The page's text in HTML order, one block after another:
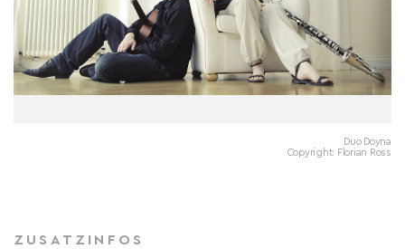
Duo Doyna
Copyright: Florian Ross
ZUSATZINFOS